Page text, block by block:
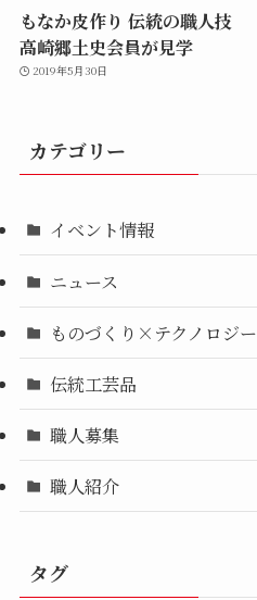
もなか皮作り 伝統の職人技
高崎郷土史会員が見学
2019年5月30日
カテゴリー
イベント情報
ニュース
ものづくり×テクノロジー
伝統工芸品
職人募集
職人紹介
タグ